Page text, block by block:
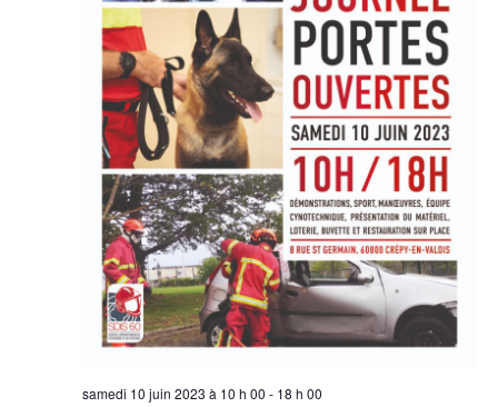
samedi 10 juin 2023 à 10 h 00 - 18 h 00